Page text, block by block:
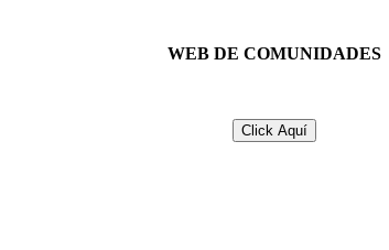
WEB DE COMUNIDADES
Click Aquí